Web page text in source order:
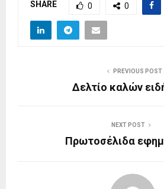
SHARE 0 0
PREVIOUS POST
Δελτίο καλών
NEXT POST
Πρωτοσέλιδα